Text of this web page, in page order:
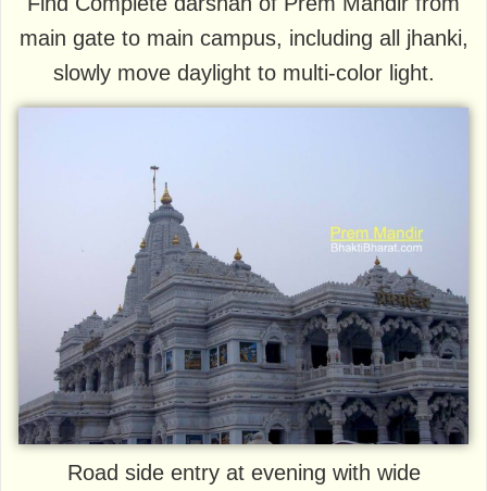
main gate to main campus, including all jhanki,
slowly move daylight to multi-color light.
Road side entry at evening with wide